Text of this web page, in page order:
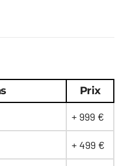
Prix
+ 999 €
+ 499 €